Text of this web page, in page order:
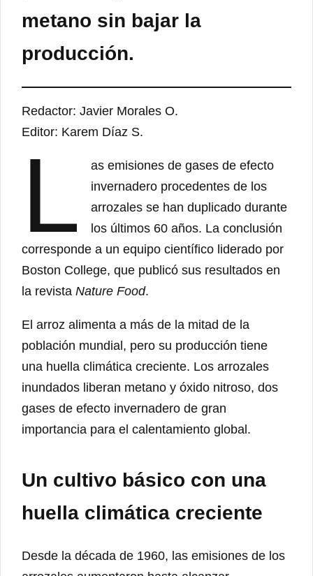
metano sin bajar la
producción.
Redactor: Javier Morales O.
Editor: Karem Díaz S.
L
as emisiones de gases de efecto
invernadero procedentes de los
arrozales se han duplicado durante
los últimos 60 años. La conclusión
corresponde a un equipo científico liderado por
Boston College, que publicó sus resultados en
la revista Nature Food.
El arroz alimenta a más de la mitad de la
población mundial, pero su producción tiene
una huella climática creciente. Los arrozales
inundados liberan metano y óxido nitroso, dos
gases de efecto invernadero de gran
importancia para el calentamiento global.
Un cultivo básico con una
huella climática creciente
Desde la década de 1960, las emisiones de los